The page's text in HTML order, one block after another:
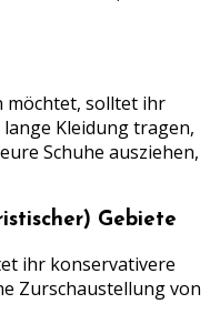
möchtet, solltet ihr
Kleidung tragen,
Schuhe ausziehen,
Gebiete
ihr konservativere
Zurschaustellung von